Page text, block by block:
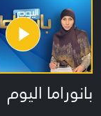
بانوراما اليوم